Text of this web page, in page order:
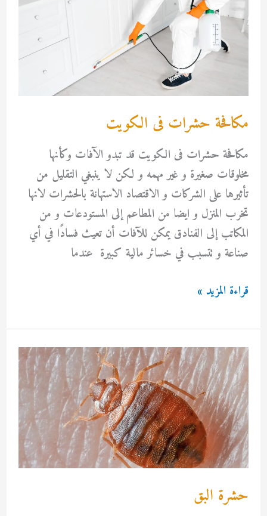
مكافحة حشرات فى الكويت
مكافحة حشرات فى الكويت قد تبدو الآفات وكأنها
مخلوقات صغيرة و غير مهمه و لكن لا ينبغي التقليل من
تأثيرها على الشركات و الاقتصاد الاستهانة بالحشرات لانها
تخرب المنزل و ايضا من المطاعم إلى المستودعات و من
المكاتب إلى الفنادق يمكن للآفات أن تعيث فسادًا في أي
صناعة و تتسبب في خسائر مالية كبيرة عندما
مكافحة
فى
الكويت
قراءة المزيد »
حشرة البق